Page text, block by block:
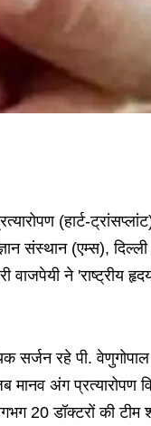
(हार्ट-
संस्थान (एम्स), दिल्ली
ने 'राष्ट्रीय
सर्जन रहे पी.
अंग प्रत्यारोपण
20 डॉक्टरों की